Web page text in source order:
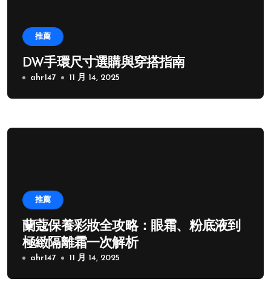
推薦
DW手環尺寸選購與穿搭指南
ahr147 11 月 14, 2025
推薦
蘭蔻保養彩妝全攻略：眼霜、粉底液到
極緻隔離霜一次解析
ahr147 11 月 14, 2025